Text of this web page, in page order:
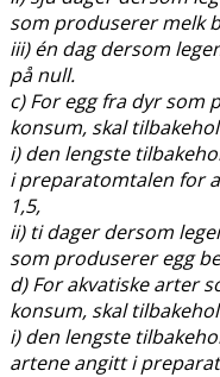
som produserer melk
iii) én dag dersom
på null.
c) For egg fra dyr som
konsum, skal
i) den lengste
i preparatomtalen for
1,5,
ii) ti dager dersom
som produserer egg
d) For akvatiske arter
konsum, skal
i) den lengste
artene angitt i